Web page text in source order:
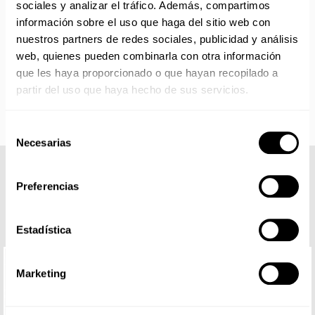
sociales y analizar el tráfico. Además, compartimos
información sobre el uso que haga del sitio web con
nuestros partners de redes sociales, publicidad y análisis
web, quienes pueden combinarla con otra información
que les haya proporcionado o que hayan recopilado a
partir del uso que haya hecho de sus servicios.
Necesarias
Preferencias
Estadística
Marketing
Los productos sin disponibilidad 24 horas serán servidos a
partir de la fecha indicada en cada producto según fábrica.
IMPORTANTE PERSONALIZACIONES
: EL taller de
bordados y estampados está cerrado en agosto. Se
reanudan las personalizaciones por orden de compra a
partir de septiembre.
COMPLETA TU LOOK